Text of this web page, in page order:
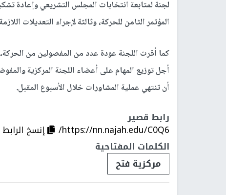
لجنة لمتابعة انتخابات المجلس التشريعي وإعادة
المؤتمر الثامن للحركة، وثالثة لإجراء التعديلات
كما أقرت اللجنة عودة عدد من المفصولين من
أجل توزيع المهام على أعضاء اللجنة المركزية
أن تنتهي عملية المشاورات خلال الأسبوع المقبل.
رابط قصير
https://nn.najah.edu/C0Q6/
إنسخ الرابط
الكلمات المفتاحية
مركزية فتح